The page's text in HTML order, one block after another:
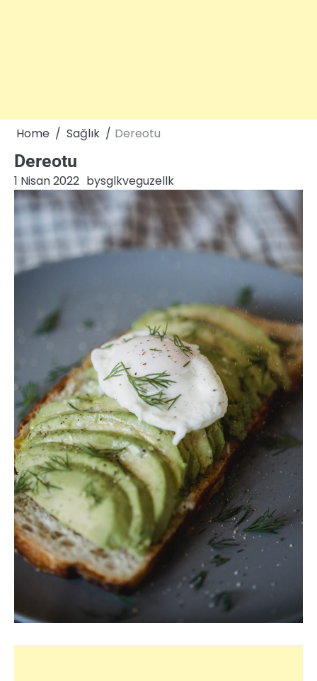
Home Sağlık Dereotu
Dereotu
1 Nisan 2022 bysglkveguzellk